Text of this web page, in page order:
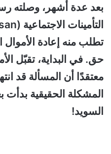
بعد عدة أشهر، وصلته
تطلب منه إعادة
حق. في البداية، تقبّل
معتقدًا أن المسألة قد
المشكلة الحقيقية بدأت
السويد!